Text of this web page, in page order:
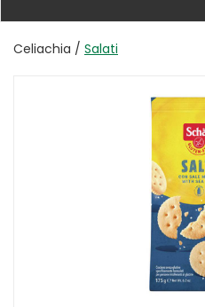
Celiachia / Salati